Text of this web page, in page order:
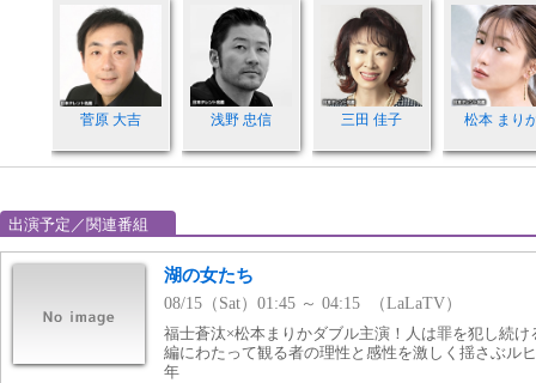
菅原 大吉 浅野 忠信 三田 佳子 松本 まり
出演予定／関連番組
湖の女たち
08/15（Sat）01:45 ～ 04:15 （LaLaTV）
福士蒼汰×松本まりかダブル主演！人は罪を犯し続
編にわたって観る者の理性と感性を激しく揺さぶル
年